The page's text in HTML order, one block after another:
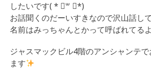
したいです( * ॑꒳ ॑*)
お話聞くのだーいすきなので沢山話し
名前はみっちゃんとかって呼ばれてる
ジャスマックビル4階のアンシャンテで
ます